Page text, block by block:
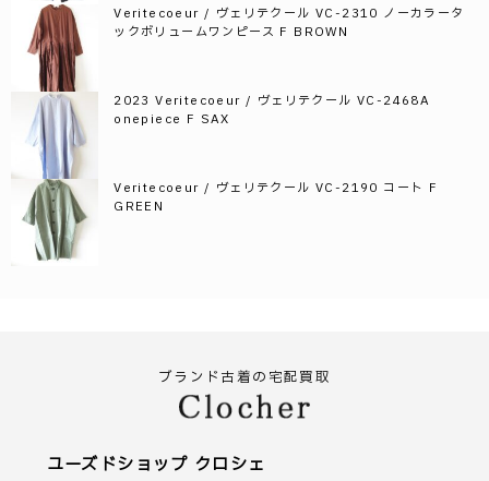
Veritecoeur / ヴェリテクール VC-2310 ノーカラータ
ックボリュームワンピース F BROWN
2023 Veritecoeur / ヴェリテクール VC-2468A
onepiece F SAX
Veritecoeur / ヴェリテクール VC-2190 コート F
GREEN
ブランド古着の宅配買取
ユーズドショップ クロシェ